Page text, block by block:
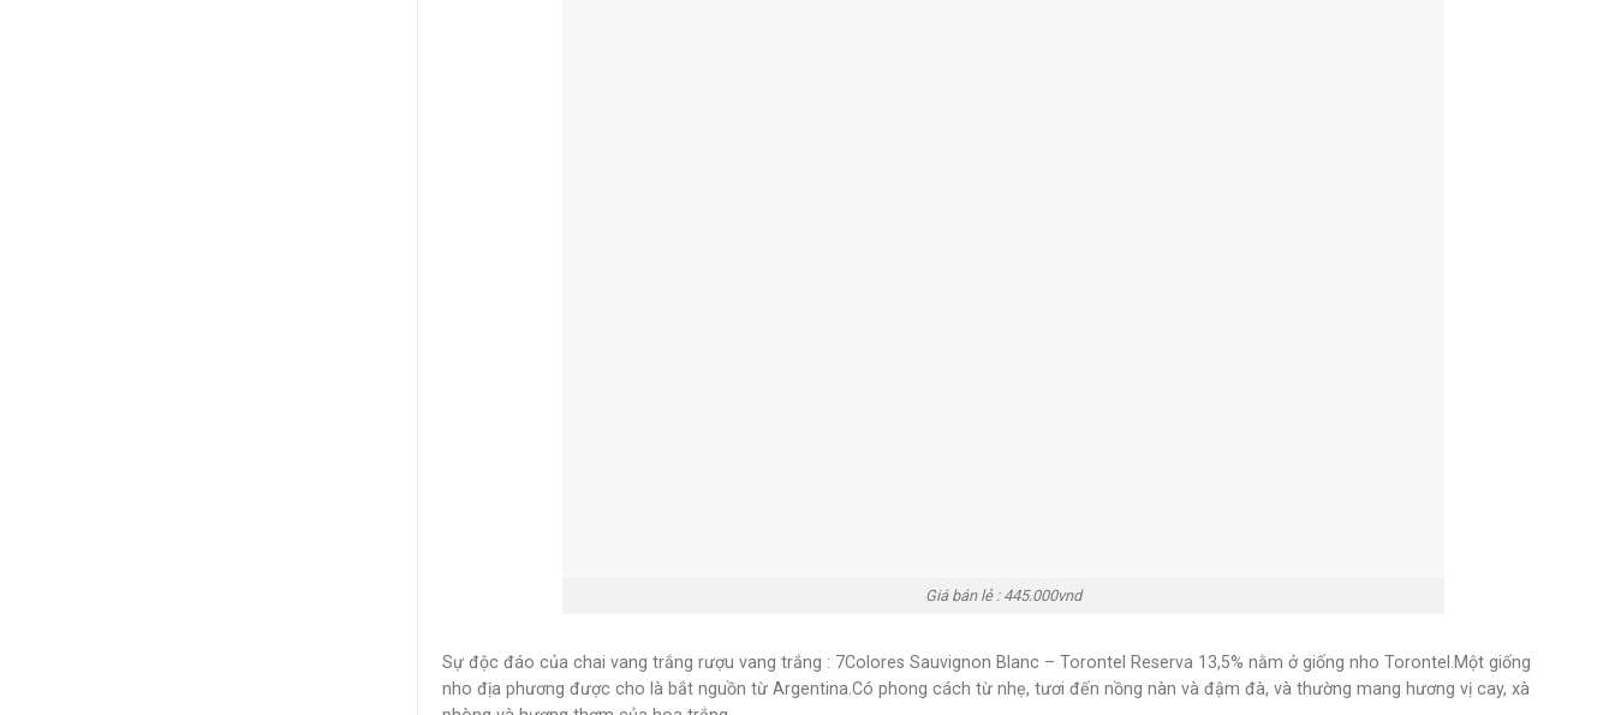
Giá bán lẻ : 445.000vnd
Sự độc đáo của chai vang trắng rượu vang trắng : 7Colores Sauvignon Blanc – Torontel Reserva 13,5% nằm ở giống nho Torontel.Một giống
nho địa phương được cho là bắt nguồn từ Argentina.Có phong cách từ nhẹ, tươi đến nồng nàn và đậm đà, và thường mang hương vị cay, xà